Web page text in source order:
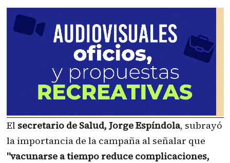
El secretario de Salud, Jorge Espíndola, subrayó
la importancia de la campaña al señalar que
"vacunarse a tiempo reduce complicaciones,